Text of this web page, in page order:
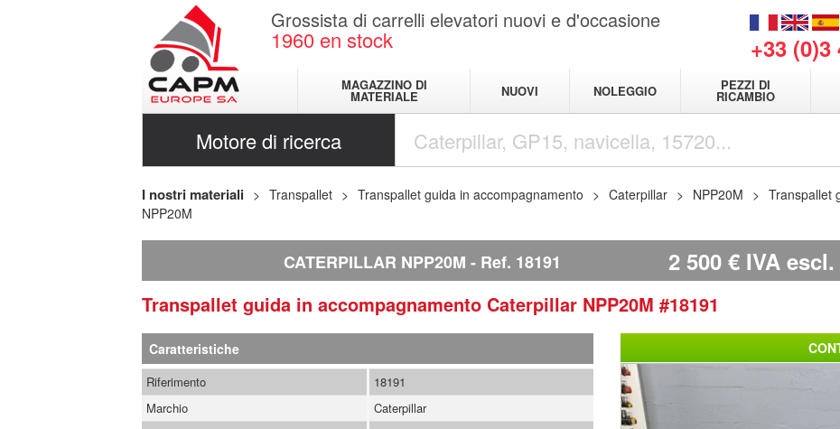
Grossista di carrelli elevatori nuovi e d'occasione
1960 en stock +33 (0)3
MAGAZZINO DI
MATERIALE NUOVI NOLEGGIO PEZZI DI
RICAMBIO
Motore di ricerca
I nostri materiali Transpallet Transpallet guida in accompagnamento Caterpillar NPP20M
Transpallet
NPP20M
CATERPILLAR NPP20M Ref. 18191 2 500 € IVA escl.
Transpallet guida in accompagnamento Caterpillar NPP20M #18191
Caratteristiche
Riferimento
18191
Marchio
Caterpillar